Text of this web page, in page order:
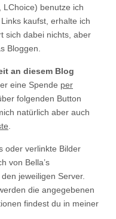
LChoice) benutze ich
kaufst, erhalte ich
sich dabei nichts, aber
Bloggen.
an diesem Blog
eine Spende per
folgenden Button
natürlich aber auch
.
oder verlinkte Bilder
von Bella’s
jeweiligen Server.
die angegebenen
findest du in meiner